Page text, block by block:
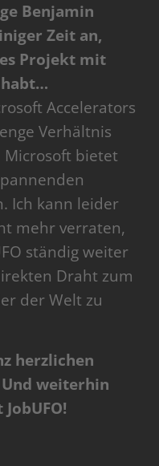
Benjamin
Zeit an,
Projekt mit
Accelerators
Verhältnis
bietet
Ich kann leider
mehr verraten,
ständig weiter
Draht zum
der Welt zu
herzlichen
weiterhin